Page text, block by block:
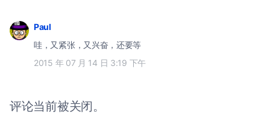
Paul
哇，又紧张，又兴奋，还要等
2015 年 07 月 14 日 3:19 下午
评论当前被关闭。